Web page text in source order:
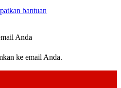
bantuan
Anda
ke email Anda.